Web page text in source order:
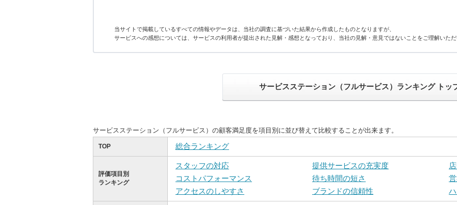
当サイトで掲載しているすべての情報やデータは、当社の調査に基づいた結果から作成したものとなりますが、
サービスへの感想については、サービスの利用者が提出された見解・感想となっており、当社の見解・意見ではないことをご理解いただ
サービスステーション（フルサービス）ランキング トッ
サービスステーション（フルサービス）の顧客満足度を項目別に並び替えて比較することが出来ます。
TOP 総合ランキング
評価項目別
ランキング
スタッフの対応 提供サービスの充実度
コストパフォーマンス
待ち時間の短さ
アクセスのしやすさ
ブランドの信頼性